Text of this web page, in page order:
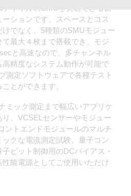
チャネルのSMUを実装できる新
ションです。
スペースとコス
でなく、 5種類のSMUモジュー
最大４枚まで搭載でき、モジ
と高速なので、多チャンネル
精度なシステム動作が可能で
測定ソフトウェアで各種テスト
とができます。
ミック測定まで幅広いアプリケ
、VCSELセンサーやモジュー
ントエンドモジュールのマルチ
クな電流測定試験、量子コン
ビット制御用のDCバイアス・
能電源としてご使用いただけ